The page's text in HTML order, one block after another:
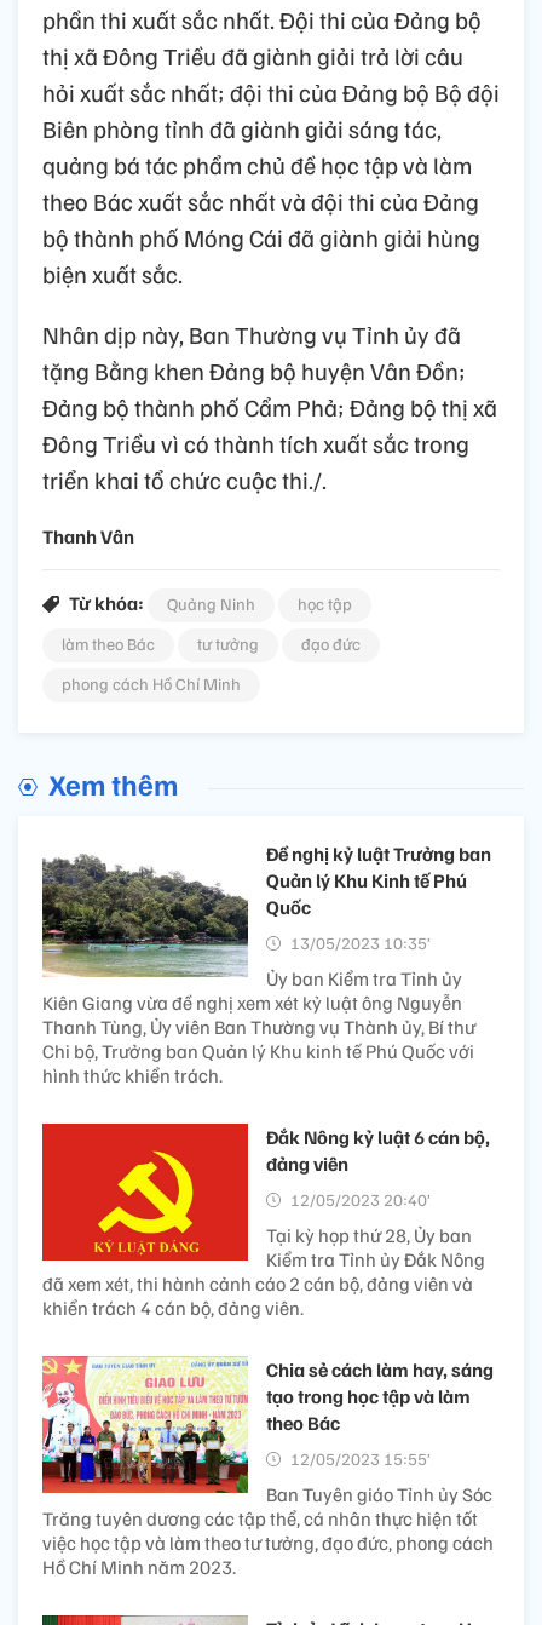
phần thi xuất sắc nhất. Đội thi của Đảng bộ
thị xã Đông Triều đã giành giải trả lời câu
hỏi xuất sắc nhất; đội thi của Đảng bộ Bộ đội
Biên phòng tỉnh đã giành giải sáng tác,
quảng bá tác phẩm chủ đề học tập và làm
theo Bác xuất sắc nhất và đội thi của Đảng
bộ thành phố Móng Cái đã giành giải hùng
biện xuất sắc.
Nhân dịp này, Ban Thường vụ Tỉnh ủy đã
tặng Bằng khen Đảng bộ huyện Vân Đồn;
Đảng bộ thành phố Cẩm Phả; Đảng bộ thị xã
Đông Triều vì có thành tích xuất sắc trong
triển khai tổ chức cuộc thi./.
Thanh Vân
Từ khóa: Quảng Ninh
học tập
làm theo Bác
tư tưởng
đạo đức
phong cách Hồ Chí Minh
Xem thêm
Đề nghị kỷ luật Trưởng ban
Quản lý Khu Kinh tế Phú
Quốc
13/05/2023 10:35’
Ủy ban Kiểm tra Tỉnh ủy
Kiên Giang vừa đề nghị xem xét kỷ luật ông Nguyễn
Thanh Tùng, Ủy viên Ban Thường vụ Thành ủy, Bí thư
Chi bộ, Trưởng ban Quản lý Khu kinh tế Phú Quốc với
hình thức khiển trách.
Đắk Nông kỷ luật 6 cán bộ,
đảng viên
12/05/2023 20:40’
Tại kỳ họp thứ 28, Ủy ban
Kiểm tra Tỉnh ủy Đắk Nông
đã xem xét, thi hành cảnh cáo 2 cán bộ, đảng viên và
khiển trách 4 cán bộ, đảng viên.
Chia sẻ cách làm hay, sáng
tạo trong học tập và làm
theo Bác
12/05/2023 15:55’
Ban Tuyên giáo Tỉnh ủy Sóc
Trăng tuyên dương các tập thể, cá nhân thực hiện tốt
việc học tập và làm theo tư tưởng, đạo đức, phong cách
Hồ Chí Minh năm 2023.